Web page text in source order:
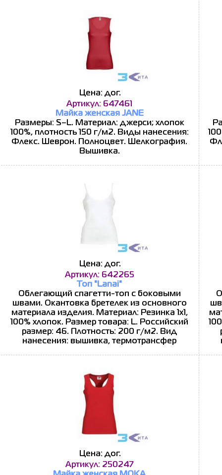
Цена: дог.
Артикул: 647461
Майка женская JANE
Размеры: S–L. Материал: джерси; хлопок
100%, плотность 150 г/м2. Виды нанесения:
Флекс. Шеврон. Полноцвет. Шелкография.
Вышивка.
Цена: дог.
Артикул: 642265
Топ "Lanai"
Облегающий спагетти-топ с боковыми
швами. Окантовка бретелек из основного
материала изделия. Материал: Резинка 1х1,
100% хлопок. Размер товара: L. Российский
размер: 46. Плотность: 200 г/м2. Вид
нанесения: вышивка, термотрансфер
Цена: дог.
Артикул: 250247